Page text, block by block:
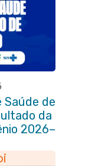
Saúde de
da
2026–